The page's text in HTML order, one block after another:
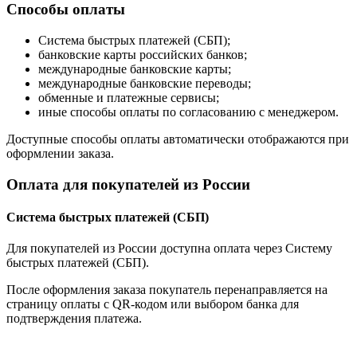
Способы оплаты
Система быстрых платежей (СБП);
банковские карты российских банков;
международные банковские карты;
международные банковские переводы;
обменные и платежные сервисы;
иные способы оплаты по согласованию с менеджером.
Доступные способы оплаты автоматически отображаются при
оформлении заказа.
Оплата для покупателей из России
Система быстрых платежей (СБП)
Для покупателей из России доступна оплата через Систему
быстрых платежей (СБП).
После оформления заказа покупатель перенаправляется на
страницу оплаты с QR-кодом или выбором банка для
подтверждения платежа.